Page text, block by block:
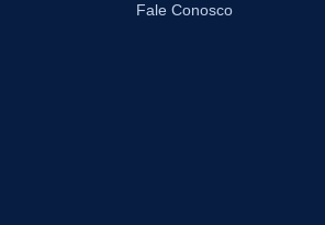
Fale Conosco